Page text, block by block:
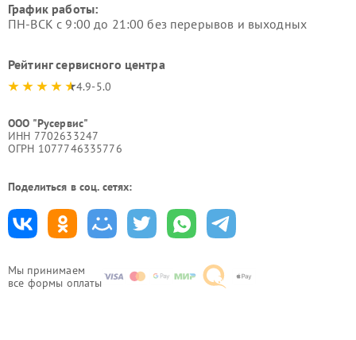
Мы принимаем
все формы оплаты
График работы:
ПН-ВСК с 9:00 до 21:00 без перерывов и выходных
Рейтинг сервисного центра
4.9-5.0
ООО "Русервис"
ИНН 7702633247
ОГРН 1077746335776
Поделиться в соц. сетях: